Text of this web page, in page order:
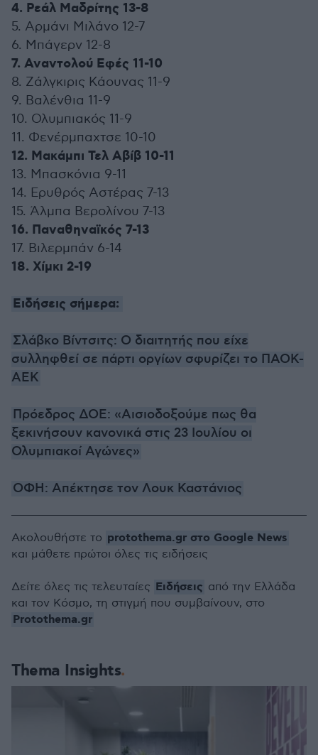
4. Ρεάλ Μαδρίτης 13-8
5. Αρμάνι Μιλάνο 12-7
6. Μπάγερν 12-8
7. Αναντολού Εφές 11-10
8. Ζάλγκιρις Κάουνας 11-9
9. Βαλένθια 11-9
10. Ολυμπιακός 11-9
11. Φενέρμπαχτσε 10-10
12. Μακάμπι Τελ Αβίβ 10-11
13. Μπασκόνια 9-11
14. Ερυθρός Αστέρας 7-13
15. Άλμπα Βερολίνου 7-13
16. Παναθηναϊκός 7-13
17. Βιλερμπάν 6-14
18. Χίμκι 2-19
Ειδήσεις σήμερα:
Σλάβκο Βίντσιτς: Ο διαιτητής που είχε
συλληφθεί σε πάρτι οργίων σφυρίζει το ΠΑΟΚ-
ΑΕΚ
Πρόεδρος ΔΟΕ: «Αισιοδοξούμε πως θα
ξεκινήσουν κανονικά στις 23 Ιουλίου οι
Ολυμπιακοί Αγώνες»
ΟΦΗ: Απέκτησε τον Λουκ Καστάνιος
Thema Insights
Ακολουθήστε το protothema.gr στο Google News
και μάθετε πρώτοι όλες τις ειδήσεις
Δείτε όλες τις τελευταίες Ειδήσεις από την Ελλάδα
και τον Κόσμο, τη στιγμή που συμβαίνουν, στο
Protothema.gr